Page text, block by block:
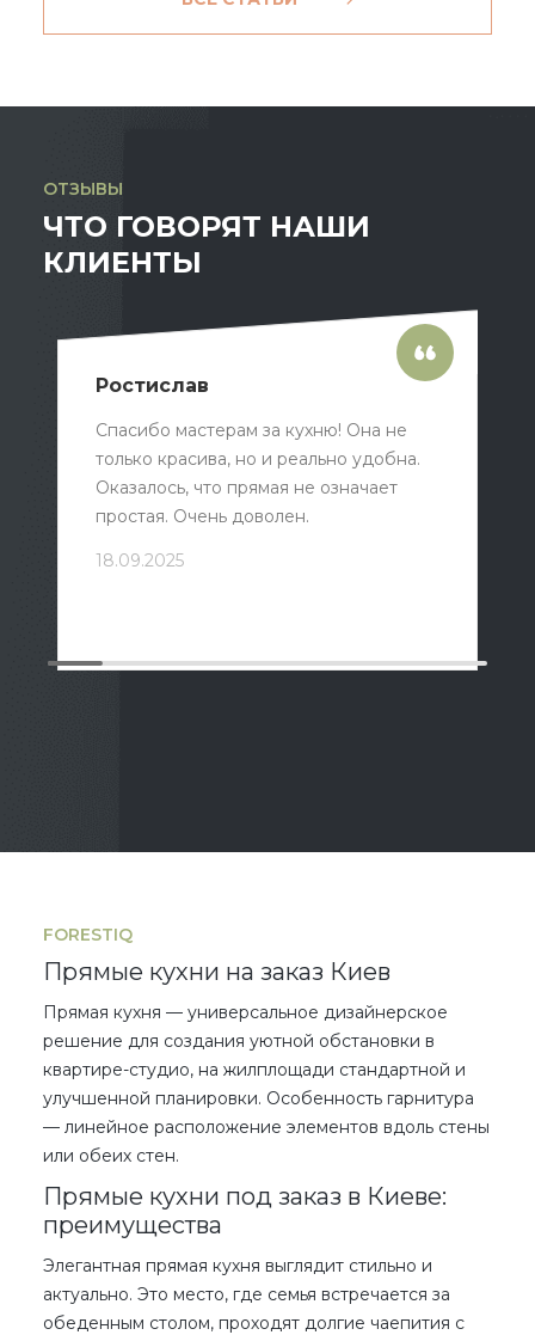
ОТЗЫВЫ
ЧТО ГОВОРЯТ НАШИ
КЛИЕНТЫ
Ростислав
Спасибо мастерам за кухню! Она не
только красива, но и реально удобна.
Оказалось, что прямая не означает
простая. Очень доволен.
18.09.2025
FORESTIQ
Прямые кухни на заказ Киев
Прямая кухня — универсальное дизайнерское
решение для создания уютной обстановки в
квартире-студио, на жилплощади стандартной и
улучшенной планировки. Особенность гарнитура
— линейное расположение элементов вдоль стены
или обеих стен.
Прямые кухни под заказ в Киеве:
преимущества
Элегантная прямая кухня выглядит стильно и
актуально. Это место, где семья встречается за
обеденным столом, проходят долгие чаепития с